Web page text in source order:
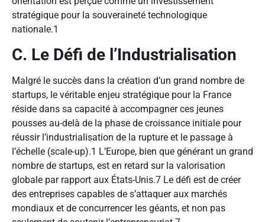
stratégique pour la souveraineté technologique
nationale.1
C. Le Défi de l’Industrialisation
Malgré le succès dans la création d’un grand nombre de
startups, le véritable enjeu stratégique pour la France
réside dans sa capacité à accompagner ces jeunes
pousses au-delà de la phase de croissance initiale pour
réussir l’industrialisation de la rupture et le passage à
l’échelle (scale-up).1 L’Europe, bien que générant un grand
nombre de startups, est en retard sur la valorisation
globale par rapport aux États-Unis.7 Le défi est de créer
des entreprises capables de s’attaquer aux marchés
mondiaux et de concurrencer les géants, et non pas